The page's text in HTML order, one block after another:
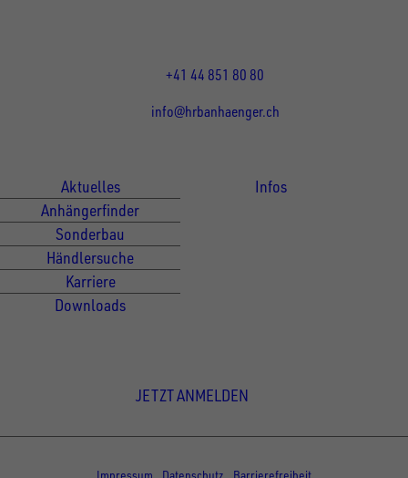
+41 44 851 80 80
info@hrbanhaenger.ch
Aktuelles
Anhängerfinder
Sonderbau
Händlersuche
Karriere
Downloads
Infos
JETZT ANMELDEN
Impressum
Datenschutz Barrierefreiheit